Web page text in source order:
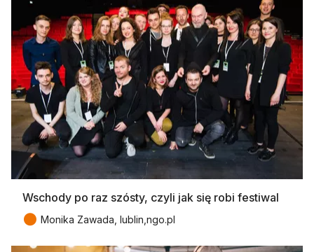
Wschody po raz szósty, czyli jak się robi festiwal
● Monika Zawada, lublin,ngo.pl